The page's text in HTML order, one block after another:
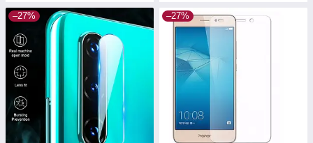
–27% –27%